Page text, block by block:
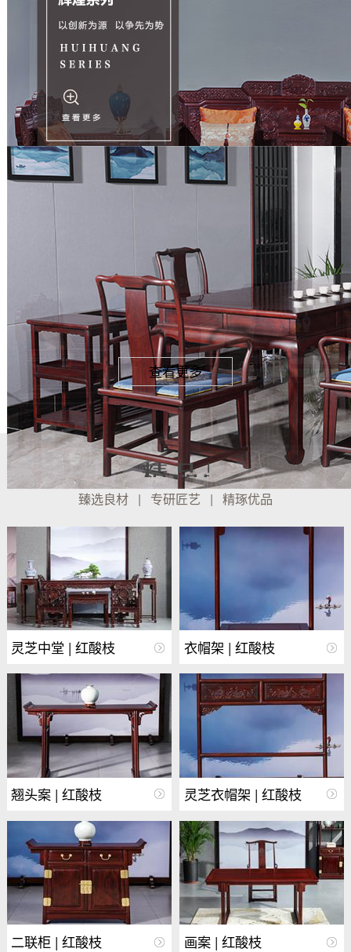
查看更多
臻选良材 | 专研匠艺 | 精琢优品
灵芝中堂 | 红酸枝 衣帽架 | 红酸枝
翘头案 | 红酸枝 灵芝衣帽架 | 红酸枝
二联柜 | 红酸枝 画案 | 红酸枝